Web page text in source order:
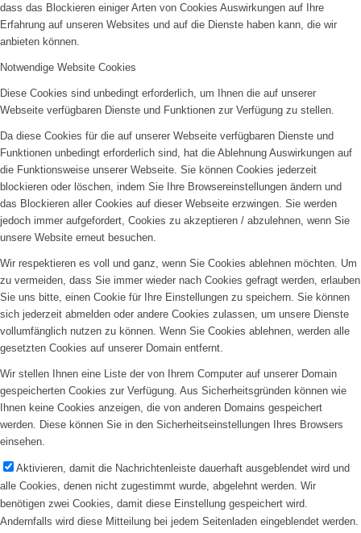
dass das Blockieren einiger Arten von Cookies Auswirkungen auf Ihre
Erfahrung auf unseren Websites und auf die Dienste haben kann, die wir
anbieten können.
Notwendige Website Cookies
Diese Cookies sind unbedingt erforderlich, um Ihnen die auf unserer
Webseite verfügbaren Dienste und Funktionen zur Verfügung zu stellen.
Da diese Cookies für die auf unserer Webseite verfügbaren Dienste und
Funktionen unbedingt erforderlich sind, hat die Ablehnung Auswirkungen auf
die Funktionsweise unserer Webseite. Sie können Cookies jederzeit
blockieren oder löschen, indem Sie Ihre Browsereinstellungen ändern und
das Blockieren aller Cookies auf dieser Webseite erzwingen. Sie werden
jedoch immer aufgefordert, Cookies zu akzeptieren / abzulehnen, wenn Sie
unsere Website erneut besuchen.
Wir respektieren es voll und ganz, wenn Sie Cookies ablehnen möchten. Um
zu vermeiden, dass Sie immer wieder nach Cookies gefragt werden, erlauben
Sie uns bitte, einen Cookie für Ihre Einstellungen zu speichern. Sie können
sich jederzeit abmelden oder andere Cookies zulassen, um unsere Dienste
vollumfänglich nutzen zu können. Wenn Sie Cookies ablehnen, werden alle
gesetzten Cookies auf unserer Domain entfernt.
Wir stellen Ihnen eine Liste der von Ihrem Computer auf unserer Domain
gespeicherten Cookies zur Verfügung. Aus Sicherheitsgründen können wie
Ihnen keine Cookies anzeigen, die von anderen Domains gespeichert
werden. Diese können Sie in den Sicherheitseinstellungen Ihres Browsers
einsehen.
Aktivieren, damit die Nachrichtenleiste dauerhaft ausgeblendet wird und
alle Cookies, denen nicht zugestimmt wurde, abgelehnt werden. Wir
benötigen zwei Cookies, damit diese Einstellung gespeichert wird.
Andernfalls wird diese Mitteilung bei jedem Seitenladen eingeblendet werden.